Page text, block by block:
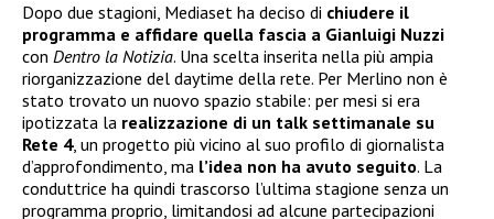
Dopo due stagioni, Mediaset ha deciso di chiudere il
programma e affidare quella fascia a Gianluigi Nuzzi
con Dentro la Notizia. Una scelta inserita nella più ampia
riorganizzazione del daytime della rete. Per Merlino non è
stato trovato un nuovo spazio stabile: per mesi si era
ipotizzata la realizzazione di un talk settimanale su
Rete 4, un progetto più vicino al suo profilo di giornalista
d’approfondimento, ma l’idea non ha avuto seguito. La
conduttrice ha quindi trascorso l’ultima stagione senza un
programma proprio, limitandosi ad alcune partecipazioni